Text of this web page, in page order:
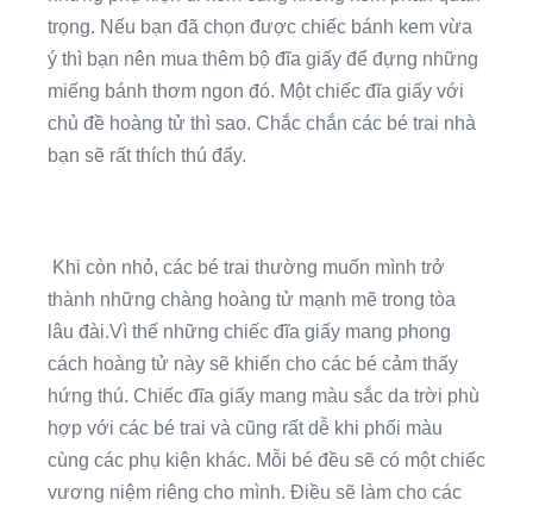
trọng. Nếu bạn đã chọn được chiếc bánh kem vừa
ý thì bạn nên mua thêm bộ đĩa giấy để đựng những
miếng bánh thơm ngon đó. Một chiếc đĩa giấy với
chủ đề hoàng tử thì sao. Chắc chắn các bé trai nhà
bạn sẽ rất thích thú đấy.
Khi còn nhỏ, các bé trai thường muốn mình trở
thành những chàng hoàng tử mạnh mẽ trong tòa
lâu đài.Vì thế những chiếc đĩa giấy mang phong
cách hoàng tử này sẽ khiến cho các bé cảm thấy
hứng thú. Chiếc đĩa giấy mang màu sắc da trời phù
hợp với các bé trai và cũng rất dễ khi phối màu
cùng các phụ kiện khác. Mỗi bé đều sẽ có một chiếc
vương niệm riêng cho mình. Điều sẽ làm cho các